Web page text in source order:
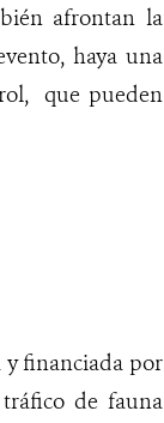
afrontan la
haya una
que pueden
y financiada por
de fauna